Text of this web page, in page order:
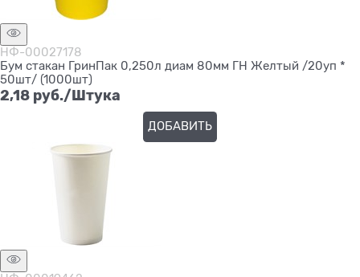
НФ-00027178
Бум стакан ГринПак 0,250л диам 80мм ГН Желтый /20уп *
50шт/ (1000шт)
2,18 руб./Штука
ДОБАВИТЬ